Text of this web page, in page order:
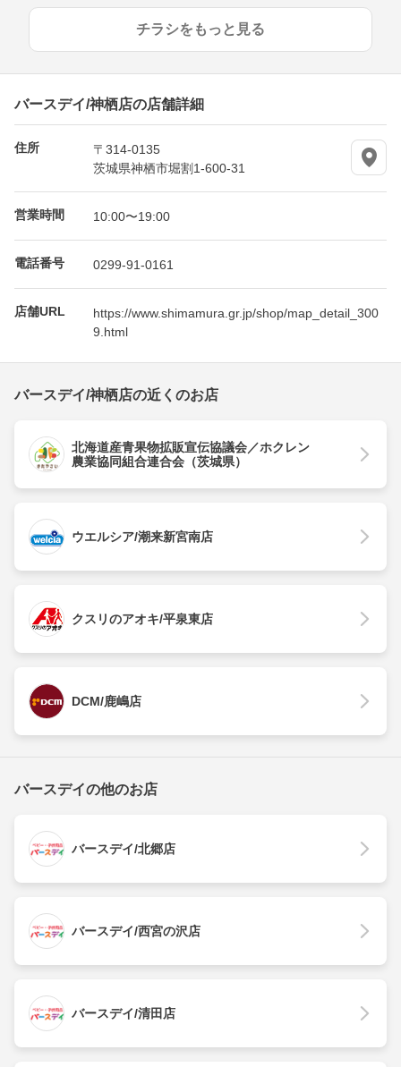
チラシをもっと見る
バースデイ/神栖店の店舗詳細
住所
〒314-0135
茨城県神栖市堀割1-600-31
営業時間 10:00〜19:00
電話番号 0299-91-0161
店舗URL
https://www.shimamura.gr.jp/shop/map_detail_300
9.html
バースデイ/神栖店の近くのお店
北海道産青果物拡販宣伝協議会／ホクレン
農業協同組合連合会（茨城県）
ウエルシア/潮来新宮南店
クスリのアオキ/平泉東店
DCM/鹿嶋店
バースデイの他のお店
バースデイ/北郷店
バースデイ/西宮の沢店
バースデイ/清田店